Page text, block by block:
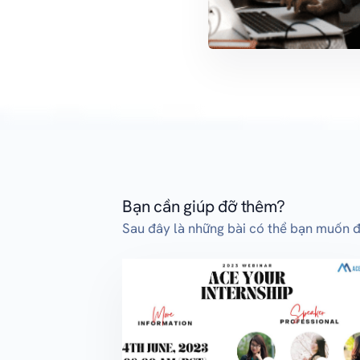
Bạn cần giúp đỡ thêm?
Sau đây là những bài có thể bạn muốn